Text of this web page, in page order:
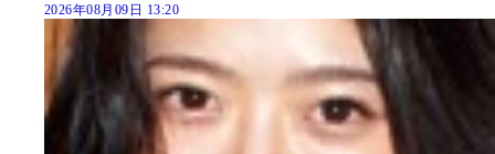
2026年08月09日 13:20